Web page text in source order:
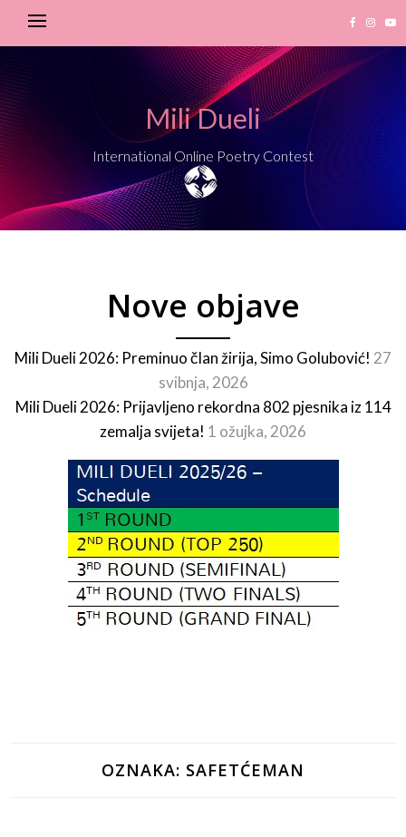
Mili Dueli
International Online Poetry Contest
Nove objave
Mili Dueli 2026: Preminuo član žirija, Simo Golubović! 27
svibnja, 2026
Mili Dueli 2026: Prijavljeno rekordna 802 pjesnika iz 114
zemalja svijeta! 1 ožujka, 2026
OZNAKA: SAFETĆEMAN